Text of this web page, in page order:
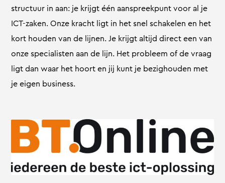
structuur in aan: je krijgt één aanspreekpunt voor al je
ICT-zaken. Onze kracht ligt in het snel schakelen en het
kort houden van de lijnen. Je krijgt altijd direct een van
onze specialisten aan de lijn. Het probleem of de vraag
ligt dan waar het hoort en jij kunt je bezighouden met
je eigen business.